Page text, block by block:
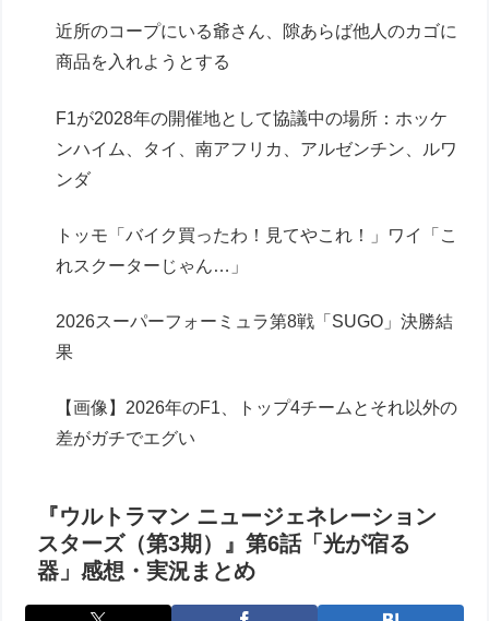
近所のコープにいる爺さん、隙あらば他人のカゴに
商品を入れようとする
F1が2028年の開催地として協議中の場所：ホッケ
ンハイム、タイ、南アフリカ、アルゼンチン、ルワ
ンダ
トッモ「バイク買ったわ！見てやこれ！」ワイ「こ
れスクーターじゃん…」
2026スーパーフォーミュラ第8戦「SUGO」決勝結
果
【画像】2026年のF1、トップ4チームとそれ以外の
差がガチでエグい
『ウルトラマン ニュージェネレーション
スターズ（第3期）』第6話「光が宿る
器」感想・実況まとめ